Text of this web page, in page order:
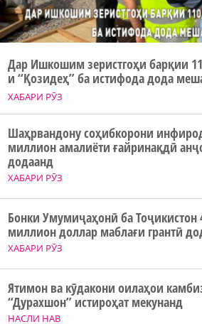
ХАБАРИ РӮЗ
Дар Ишкошим зеристгоҳи барқии
и “Қозидеҳ” ба истифода дода
ХАБАРИ РӮЗ
Шаҳрвандону соҳибкорони
миллион амалиёти ғайринақдӣ
додаанд
ХАБАРИ РӮЗ
Бонки Умумиҷаҳонӣ ба Тоҷикистон
миллион доллар маблағи грантӣ
НАСЛИ НАВ
Ятимон ва кӯдакони оилаҳои
“Дурахшон” истироҳат мекунанд